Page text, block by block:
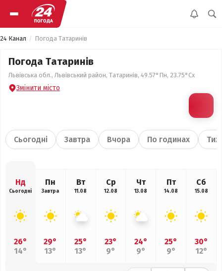
24 Канал Погода Татаринів
Погода Татаринів
Львівська обл., Львівський район, Татаринів, 49.57°Пн, 23.75°Сх
Змінити місто
Сьогодні Завтра Вчора По годинах
Нд
Сьогодні
26°
14°
Пн
Завтра
29°
13°
Вт
11.08
25°
13°
Ср
12.08
23°
9°
Чт
13.08
24°
9°
Пт
14.08
25°
9°
Сб
15.08
30°
12°